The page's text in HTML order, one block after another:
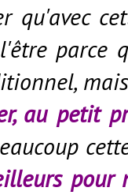
qu'avec
parce
au petit
pour